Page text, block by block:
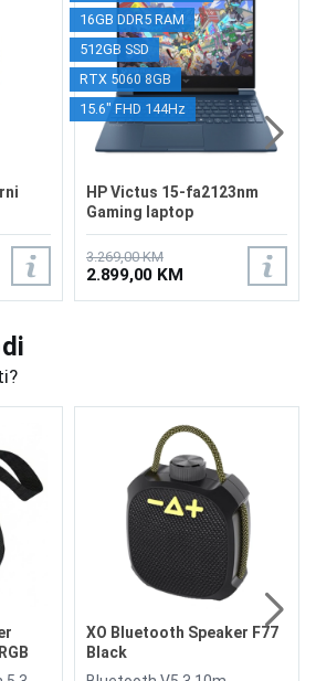
16GB DDR5 RAM
512GB SSD
RTX 5060 8GB
15.6" FHD 144Hz
HP Victus 15-fa2123nm
Gaming laptop
C8NH6EA/16GB
3.269,00 KM
2.899,00 KM
XO Bluetooth Speaker F77
Black